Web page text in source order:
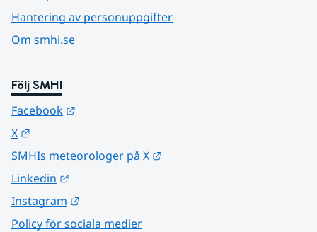
Hantering av personuppgifter
Om smhi.se
Följ SMHI
Facebook
X
SMHIs meteorologer på X
Linkedin
Instagram
Policy för sociala medier